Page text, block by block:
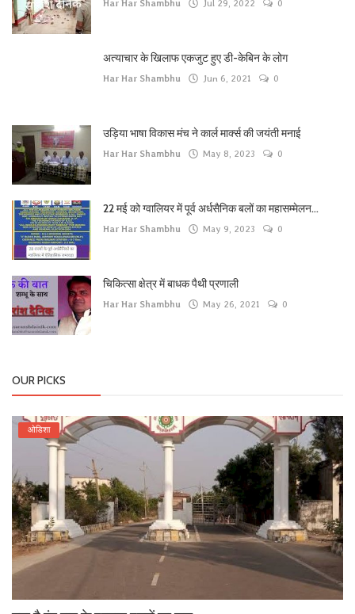
Har Har Shambhu Jul 29, 2022 0
अत्याचार के खिलाफ एकजुट हुए डी-केबिन के लोग
Har Har Shambhu Jun 6, 2021 0
उड़िया भाषा विकास मंच ने कार्ल मार्क्स की जयंती मनाई
Har Har Shambhu May 8, 2023 0
22 मई को ग्वालियर में पूर्व अर्धसैनिक बलों का महासम्मेलन...
Har Har Shambhu May 9, 2023 0
चिकित्सा क्षेत्र में बाधक पैथी प्रणाली
Har Har Shambhu May 26, 2021 0
OUR PICKS
ओडिशा